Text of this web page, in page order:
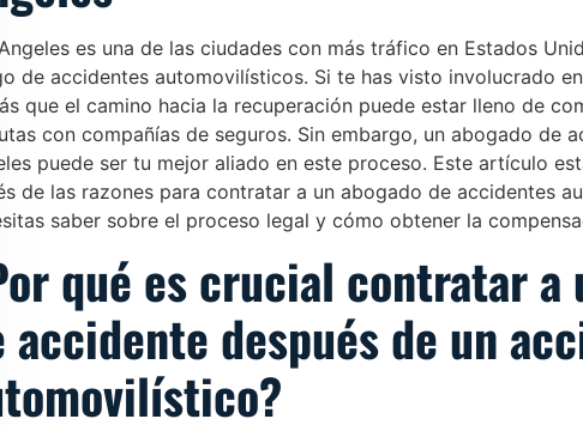
es una de las ciudades con más tráfico en Estados
de accidentes automovilísticos. Si te has visto involucrado
que el camino hacia la recuperación puede estar lleno de
con compañías de seguros. Sin embargo, un abogado de
puede ser tu mejor aliado en este proceso. Este artículo
de las razones para contratar a un abogado de accidentes
saber sobre el proceso legal y cómo obtener la
qué es crucial contratar a
accidente después de un